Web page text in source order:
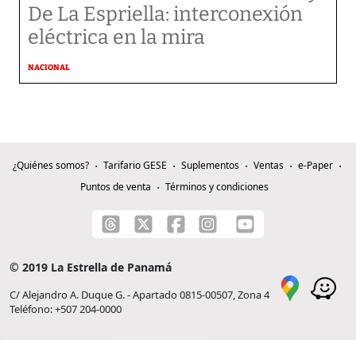
De La Espriella: interconexión
eléctrica en la mira
NACIONAL
¿Quiénes somos? Tarifario GESE Suplementos Ventas
e-Paper
Puntos de venta
Términos y condiciones
© 2019 La Estrella de Panamá
C/ Alejandro A. Duque G. - Apartado 0815-00507, Zona 4
Teléfono: +507 204-0000